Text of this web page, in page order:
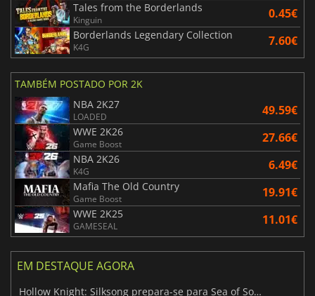
Tales from the Borderlands
Kinguin 0.45€
Borderlands Legendary Collection
K4G 7.60€
TAMBÉM POSTADO POR 2K
NBA 2K27
LOADED 49.59€
WWE 2K26
Game Boost 27.66€
NBA 2K26
K4G 6.49€
Mafia The Old Country
Game Boost 19.91€
WWE 2K25
GAMESEAL 11.01€
EM DESTAQUE AGORA
Hollow Knight: Silksong prepara-se para Sea of Sorrow com um patch